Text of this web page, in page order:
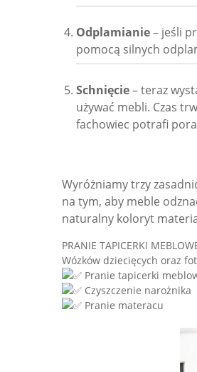
Odplamianie– jeśli
pomocą silnych
Schnięcie– teraz
używać mebli. Czas
fachowiec potrafi
Wyróżniamy trzy
na tym, aby meble
naturalny koloryt
PRANIE TAPICERKI
Wózków dziecięcych oraz
Pranie tapicerki
Czyszczenie narożnika
Pranie materacu